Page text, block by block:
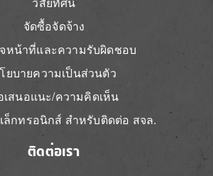
จัดซื้อจัดจ้าง
หน้าที่และความรับผิดชอบ
ยบายความเป็นส่วนตัว
เสนอแนะ/ความคิดเห็น
ล็กทรอนิกส์ สำหรับติดต่อ สจล.
ติดต่อเรา